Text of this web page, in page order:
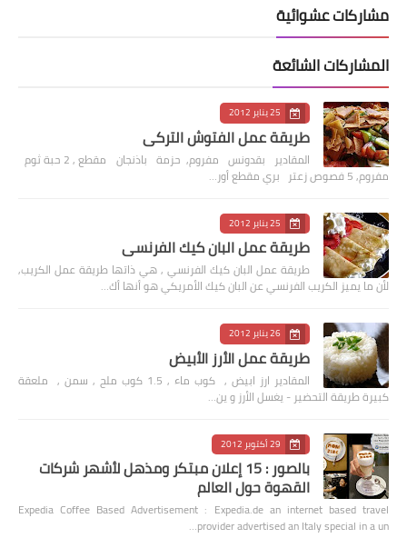
مشاركات عشوائية
المشاركات الشائعة
25 يناير 2012
طريقة عمل الفتوش التركي
المقادير بقدونس مفروم, حزمة باذنجان مقطع , 2 حبة ثوم
مفروم, 5 فصوص زعتر بري مقطع أور…
25 يناير 2012
طريقة عمل البان كيك الفرنسي
طريقة عمل البان كيك الفرنسي , هي ذاتها طريقة عمل الكريب,
لأن ما يميز الكريب الفرنسي عن البان كيك الأمريكي هو أنها أك…
26 يناير 2012
طريقة عمل الأرز الأبيض
المقادير ارز ابيض , كوب ماء , 1.5 كوب ملح , سمن , ملعقة
كبيرة طريقة التحضير - يغسل الأرز و ين…
29 أكتوبر 2012
بالصور : 15 إعلان مبتكر ومذهل لأشهر شركات
القهوة حول العالم
Expedia Coffee Based Advertisement : Expedia.de an internet based travel
provider advertised an Italy special in a un…